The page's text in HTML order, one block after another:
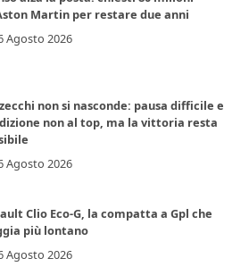
Martin per restare due anni
Agosto 2026
non si nasconde: pausa difficile e
non al top, ma la vittoria resta
Agosto 2026
Clio Eco-G, la compatta a Gpl che
più lontano
Agosto 2026